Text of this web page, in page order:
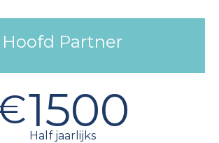
Hoofd Partner
1500
Half jaarlijks